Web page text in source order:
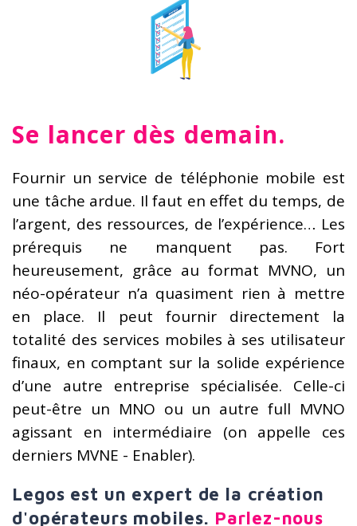
Se lancer dès demain.
Fournir un service de téléphonie mobile est
une tâche ardue. Il faut en effet du temps, de
l’argent, des ressources, de l’expérience… Les
prérequis ne manquent pas. Fort
heureusement, grâce au format MVNO, un
néo-opérateur n’a quasiment rien à mettre
en place. Il peut fournir directement la
totalité des services mobiles à ses utilisateur
finaux, en comptant sur la solide expérience
d’une autre entreprise spécialisée. Celle-ci
peut-être un MNO ou un autre full MVNO
agissant en intermédiaire (on appelle ces
derniers MVNE - Enabler).
Legos est un expert de la création
d'opérateurs mobiles. Parlez-nous